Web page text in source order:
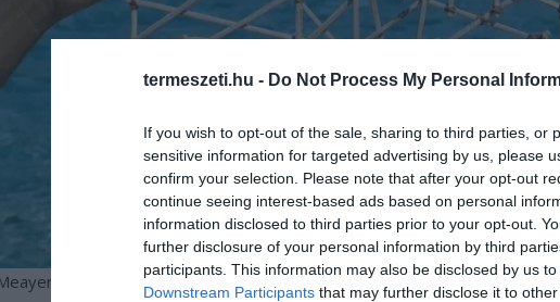
termeszeti.hu - Do Not Process My Personal
If you wish to opt-out of the sale, sharing to third parties, or
sensitive information for targeted advertising by us, please
confirm your selection. Please note that after your opt-out
continue seeing interest-based ads based on personal
information disclosed to third parties prior to your opt-out.
further disclosure of your personal information by third
participants. This information may also be disclosed by us
Downstream Participants that may further disclose it to other
Edwards/National Geographic